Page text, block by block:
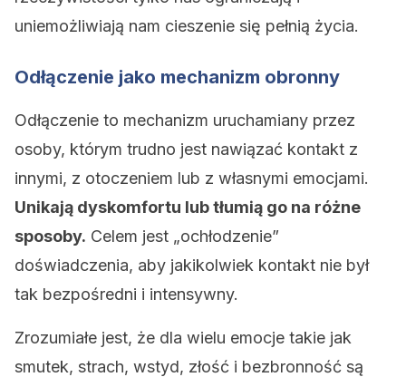
uniemożliwiają nam cieszenie się pełnią życia.
Odłączenie jako mechanizm obronny
Odłączenie to mechanizm uruchamiany przez
osoby, którym trudno jest nawiązać kontakt z
innymi, z otoczeniem lub z własnymi emocjami.
Unikają dyskomfortu lub tłumią go na różne
sposoby. Celem jest „ochłodzenie”
doświadczenia, aby jakikolwiek kontakt nie był
tak bezpośredni i intensywny.
Zrozumiałe jest, że dla wielu emocje takie jak
smutek, strach, wstyd, złość i bezbronność są